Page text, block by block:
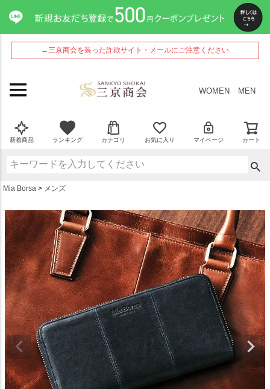
→三京商会を装った詐欺サイト・メールにご注意ください
WOMEN MEN
新着商品 ランキング カテゴリ お気に入り マイページ カート
Mia Borsa メンズ
ペー
ジト
ップ
へ